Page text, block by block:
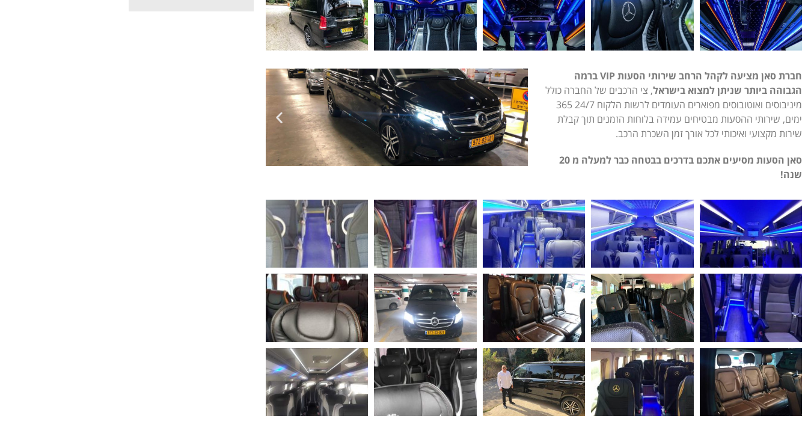
חברת סאן מציעה לקהל הרחב שירותי הסעות VIP ברמה
הגבוהה ביותר שניתן למצוא בישראל, צי הרכבים של החברה כולל
מיניבוסים ואוטובוסים מפוארים העומדים לרשות הלקוח 24/7 365
ימים, שירותי ההסעות מבטיחים עמידה בלוחות הזמנים תוך קבלת
שירות מקצועי ואיכותי לכל אורך זמן השכרת הרכב.
סאן הסעות מסיעים אתכם בדרכים בבטחה כבר למעלה מ 20
שנה!
הסעות vip לכל
הארץ 24/7
vip
service